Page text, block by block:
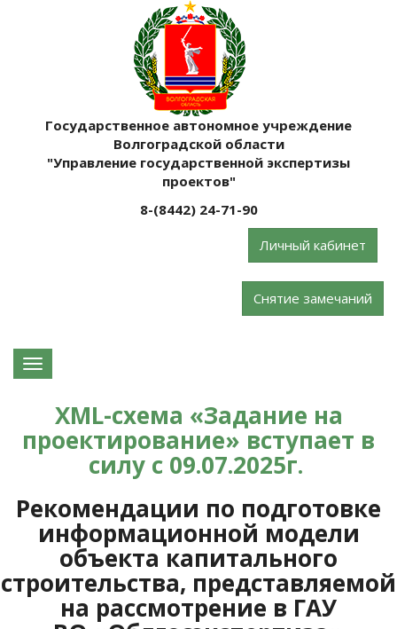
Государственное автономное учреждение
Волгоградской области
"Управление государственной экспертизы
проектов"
8-(8442) 24-71-90
Личный кабинет
Снятие замечаний
Навигация
XML-схема «Задание на
проектирование» вступает в
силу с 09.07.2025г.
Рекомендации по подготовке
информационной модели
объекта капитального
строительства, представляемой
на рассмотрение в ГАУ